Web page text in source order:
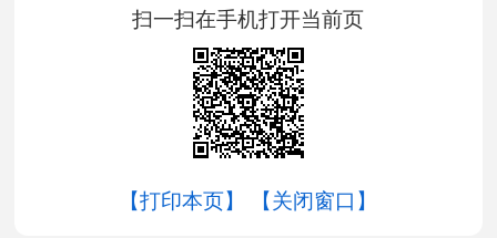
扫一扫在手机打开当前页
【打印本页】 【关闭窗口】